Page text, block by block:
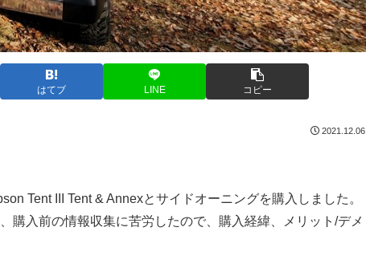
はてブ LINE コピー
2021.12.06
Tent III Tent & Annexとサイドオーニングを購入しました。
購入前の情報収集に苦労したので、購入経緯、メリット/デメ